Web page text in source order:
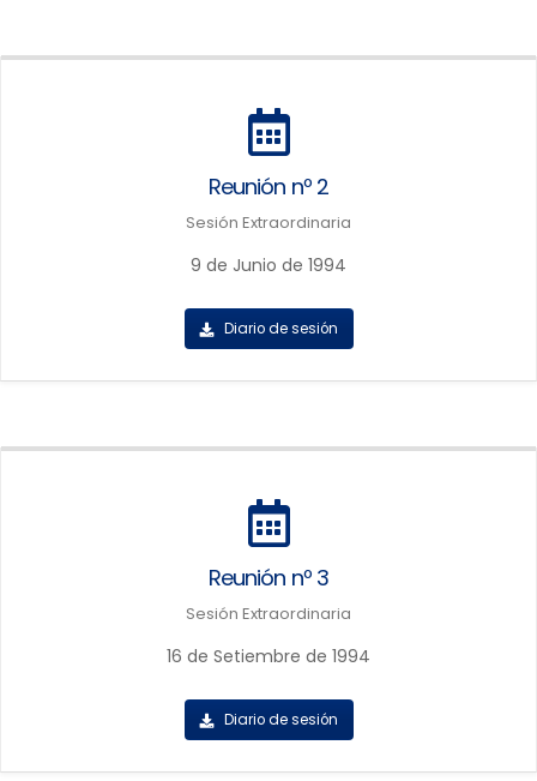
Reunión nº 2
Sesión Extraordinaria
9 de Junio de 1994
Diario de sesión
Reunión nº 3
Sesión Extraordinaria
16 de Setiembre de 1994
Diario de sesión